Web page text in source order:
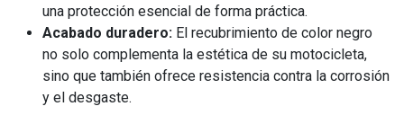
una protección esencial de forma práctica.
Acabado duradero: El recubrimiento de color negro
no solo complementa la estética de su motocicleta,
sino que también ofrece resistencia contra la corrosión
y el desgaste.